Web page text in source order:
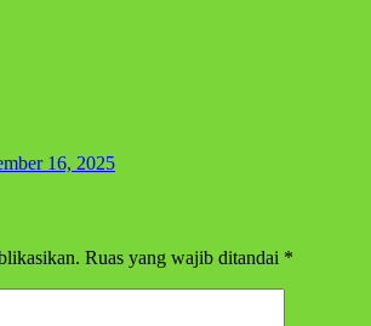
16, 2025
Ruas yang wajib ditandai *